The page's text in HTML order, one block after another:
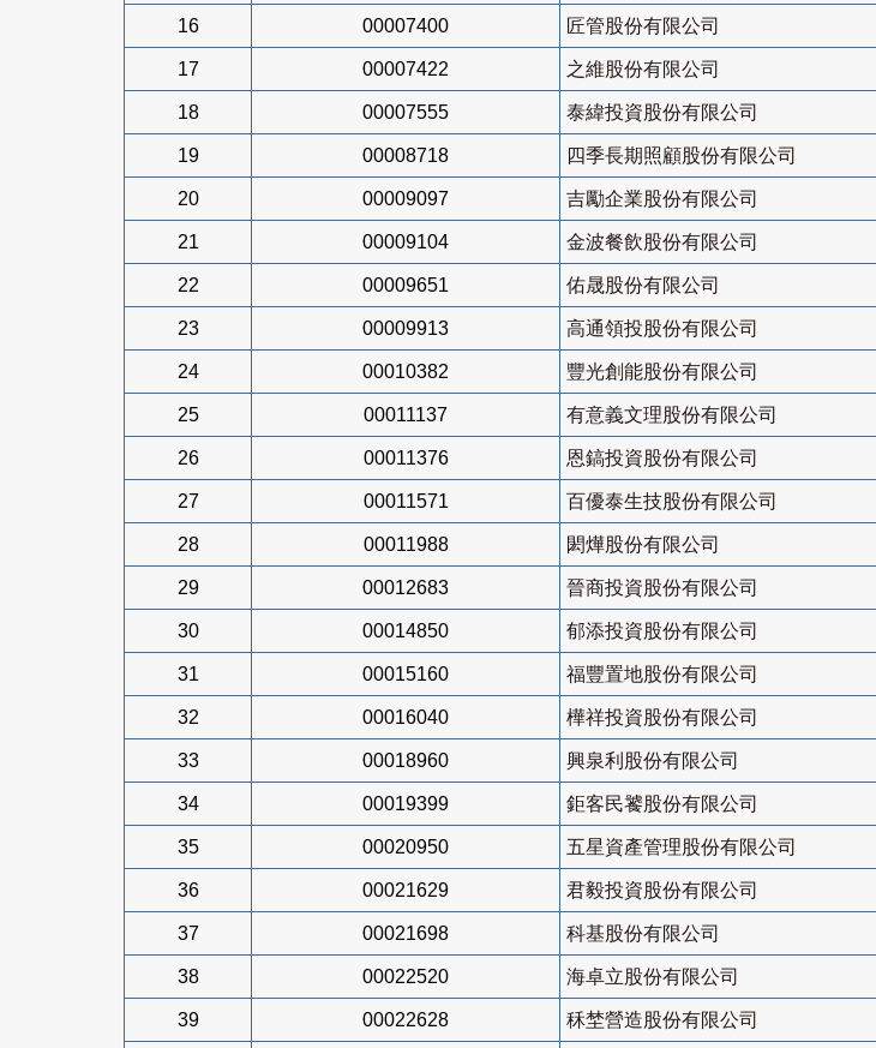
16 00007400 匠管股份有限公司
17 00007422 之維股份有限公司
18 00007555 泰緯投資股份有限公司
19 00008718 四季長期照顧股份有限公司
20 00009097 吉勵企業股份有限公司
21 00009104 金波餐飲股份有限公司
22 00009651 佑晟股份有限公司
23 00009913 高通領投股份有限公司
24 00010382 豐光創能股份有限公司
25 00011137 有意義文理股份有限公司
26 00011376 恩鎬投資股份有限公司
27 00011571 百優泰生技股份有限公司
28 00011988 閎燁股份有限公司
29 00012683 晉商投資股份有限公司
30 00014850 郁添投資股份有限公司
31 00015160 福豐置地股份有限公司
32 00016040 樺祥投資股份有限公司
33 00018960 興泉利股份有限公司
34 00019399 鉅客民饕股份有限公司
35 00020950 五星資產管理股份有限公司
36 00021629 君毅投資股份有限公司
37 00021698 科基股份有限公司
38 00022520 海卓立股份有限公司
39 00022628 秝埜營造股份有限公司